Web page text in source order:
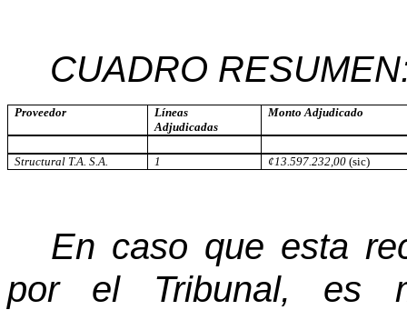
CUADRO
Proveedor
Líneas
Adjudicadas
Monto Adjudicado
Structural T.A. S.A. 1 ¢13.597.232,00 (sic)
En caso que esta
por el Tribunal, es